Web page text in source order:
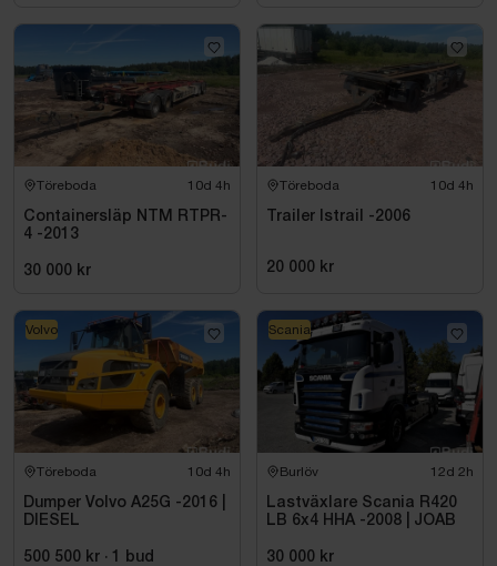
Töreboda 10d 4h
Containersläp NTM RTPR-
4 -2013
30 000 kr
Töreboda 10d 4h
Trailer Istrail -2006
20 000 kr
Töreboda 10d 4h
Dumper Volvo A25G -2016 |
DIESEL
500 500 kr · 1 bud
Volvo
Burlöv 12d 2h
Lastväxlare Scania R420
LB 6x4 HHA -2008 | JOAB
30 000 kr
Scania